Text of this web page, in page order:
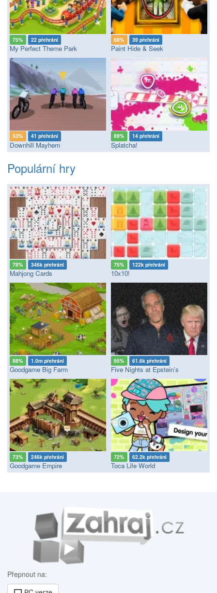
75% 22 přehrání
My Perfect Theme Park
68% 39 přehrání
Paint Hide & Seek
53% 41 přehrání
Downhill Mayhem
89% 14 přehrání
Splatcha!
Populární hry
78% 346k přehrání
Mahjong Cards
75% 122k přehrání
10x10!
88% 1.0m přehrání
Goodgame Big Farm
95% 61.6k přehrání
Five Nights at Epstein’s
73% 246k přehrání
Goodgame Empire
72% 62.2k přehrání
Toca Life World
Přepnout na: